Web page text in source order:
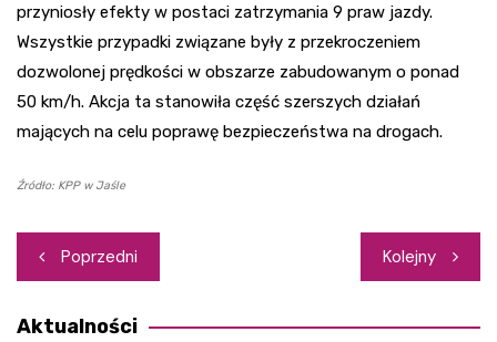
przyniosły efekty w postaci zatrzymania 9 praw jazdy.
Wszystkie przypadki związane były z przekroczeniem
dozwolonej prędkości w obszarze zabudowanym o ponad
50 km/h. Akcja ta stanowiła część szerszych działań
mających na celu poprawę bezpieczeństwa na drogach.
Źródło: KPP w Jaśle
Nawigacja
wpisu
Poprzedni Kolejny
Aktualności